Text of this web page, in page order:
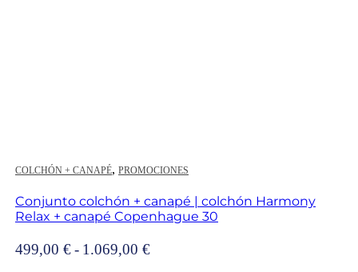
COLCHÓN + CANAPÉ, PROMOCIONES
Conjunto colchón + canapé | colchón Harmony
Relax + canapé Copenhague 30
499,00 €- 1.069,00 €Rango